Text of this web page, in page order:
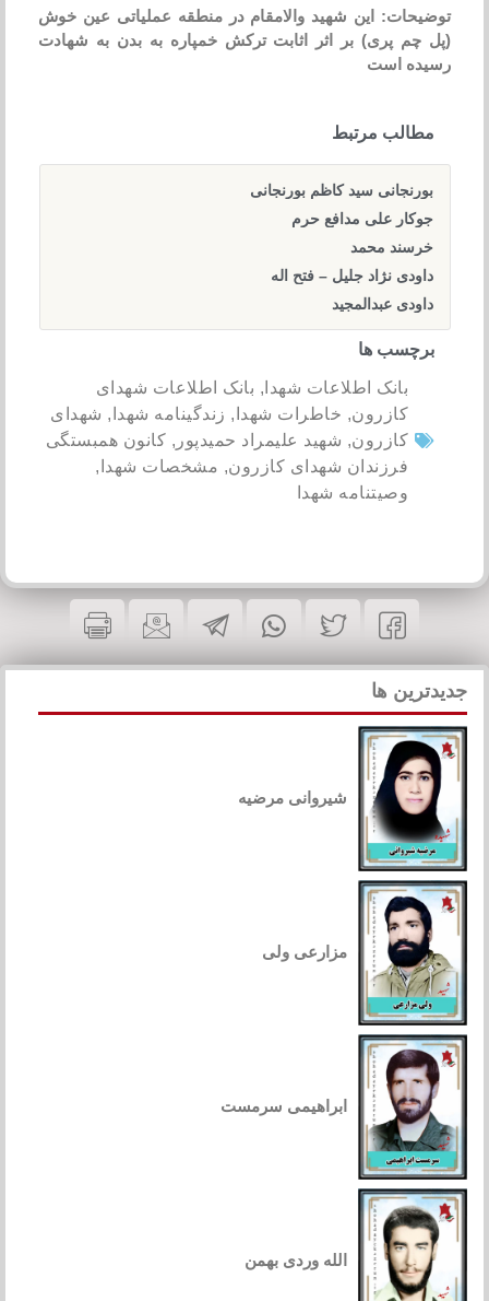
توضیحات: این شهید والامقام در منطقه عملیاتی عین خوش
(پل چم پری) بر اثر اثابت ترکش خمپاره به بدن به شهادت
رسیده است
مطالب مرتبط
بورنجانی سید کاظم بورنجانی
جوکار علی مدافع حرم
خرسند محمد
داودی نژاد جلیل – فتح اله
داودی عبدالمجید
برچسب ها
بانک اطلاعات شهدا , بانک اطلاعات شهدای
کازرون, خاطرات شهدا , زندگینامه شهدا , شهدای
کازرون, شهید علیمراد حمیدپور , کانون همبستگی
فرزندان شهدای کازرون, مشخصات شهدا ,
وصیتنامه شهدا
جدیدترین ها
شیروانی مرضیه
مزارعی ولی
ابراهیمی سرمست
الله وردی بهمن